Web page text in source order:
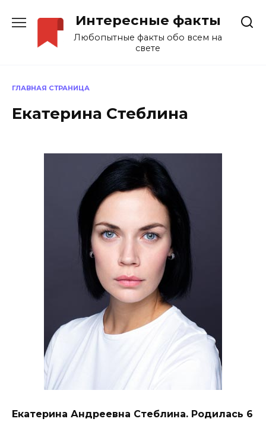
содержанию
Интересные факты
Любопытные факты обо всем на
свете
ГЛАВНАЯ СТРАНИЦА
Екатерина Стеблина
Екатерина Андреевна Стеблина. Родилась 6